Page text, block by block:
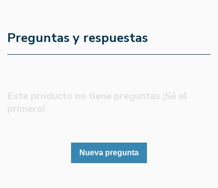
Preguntas y respuestas
Este producto no tiene preguntas ¡Sé el
primero!
Nueva pregunta